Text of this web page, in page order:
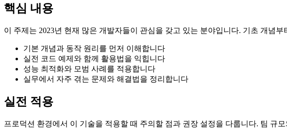
핵심 내용
이 주제는 2023년 현재 많은 개발자들이 관심을 갖고 있는 분야입니다. 기초 개념
기본 개념과 동작 원리를 먼저 이해합니다
실전 코드 예제와 함께 활용법을 익힙니다
성능 최적화와 모범 사례를 적용합니다
실무에서 자주 겪는 문제와 해결법을 정리합니다
실전 적용
프로덕션 환경에서 이 기술을 적용할 때 주의할 점과 권장 설정을 다룹니다. 팀 규